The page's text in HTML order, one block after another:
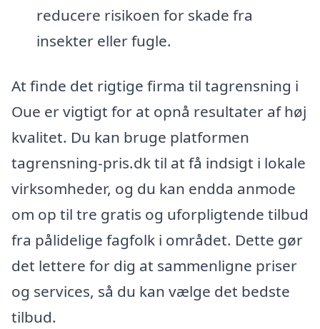
reducere risikoen for skade fra
insekter eller fugle.
At finde det rigtige firma til tagrensning i
Oue er vigtigt for at opnå resultater af høj
kvalitet. Du kan bruge platformen
tagrensning-pris.dk til at få indsigt i lokale
virksomheder, og du kan endda anmode
om op til tre gratis og uforpligtende tilbud
fra pålidelige fagfolk i området. Dette gør
det lettere for dig at sammenligne priser
og services, så du kan vælge det bedste
tilbud.